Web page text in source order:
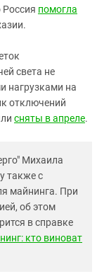
Россия помогла
света не
нагрузками на
отключений
сняты в апреле.
Михаила
также с
майнинга. При
об этом
в справке
кто виноват